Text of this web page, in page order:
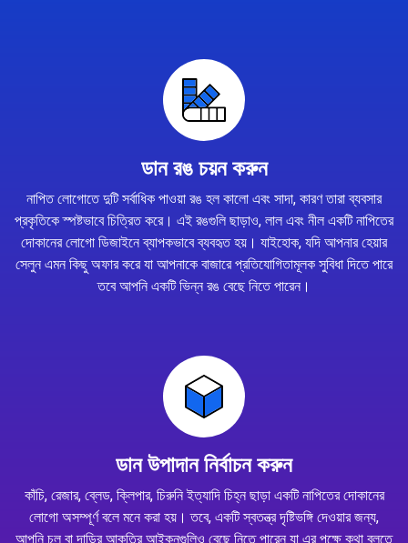
ডান রঙ চয়ন করুন
নাপিত লোগোতে দুটি সর্বাধিক পাওয়া রঙ হল কালো এবং সাদা, কারণ তারা ব্যবসার
প্রকৃতিকে স্পষ্টভাবে চিত্রিত করে। এই রঙগুলি ছাড়াও, লাল এবং নীল একটি নাপিতের
দোকানের লোগো ডিজাইনে ব্যাপকভাবে ব্যবহৃত হয়। যাইহোক, যদি আপনার হেয়ার
সেলুন এমন কিছু অফার করে যা আপনাকে বাজারে প্রতিযোগিতামূলক সুবিধা দিতে পারে
তবে আপনি একটি ভিন্ন রঙ বেছে নিতে পারেন।
ডান উপাদান নির্বাচন করুন
কাঁচি, রেজার, ব্লেড, ক্লিপার, চিরুনি ইত্যাদি চিহ্ন ছাড়া একটি নাপিতের দোকানের
লোগো অসম্পূর্ণ বলে মনে করা হয়। তবে, একটি স্বতন্ত্র দৃষ্টিভঙ্গি দেওয়ার জন্য,
আপনি চুল বা দাড়ির আকৃতির আইকনগুলিও বেছে নিতে পারেন যা এর পক্ষে কথা বলতে